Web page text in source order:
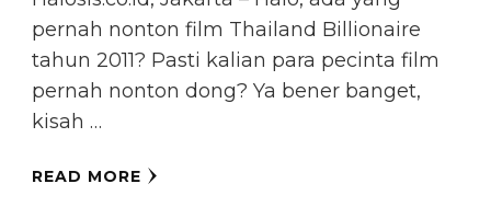
pernah nonton film Thailand Billionaire
tahun 2011? Pasti kalian para pecinta film
pernah nonton dong? Ya bener banget,
kisah …
READ MORE